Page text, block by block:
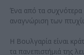
Ένα από τα
αναγνώριση των
Η Βουλγαρία είναι
τα πανεπιστήμιά της